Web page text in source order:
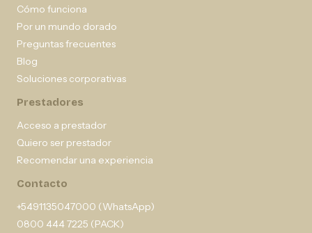
Cómo funciona
Por un mundo dorado
Preguntas frecuentes
Blog
Soluciones corporativas
Prestadores
Acceso a prestador
Quiero ser prestador
Recomendar una experiencia
Contacto
+5491135047000 (WhatsApp)
0800 444 7225 (PACK)